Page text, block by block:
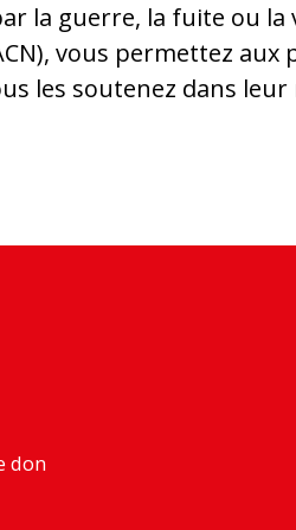
la guerre, la fuite ou la
(ACN), vous permettez
les soutenez dans
don